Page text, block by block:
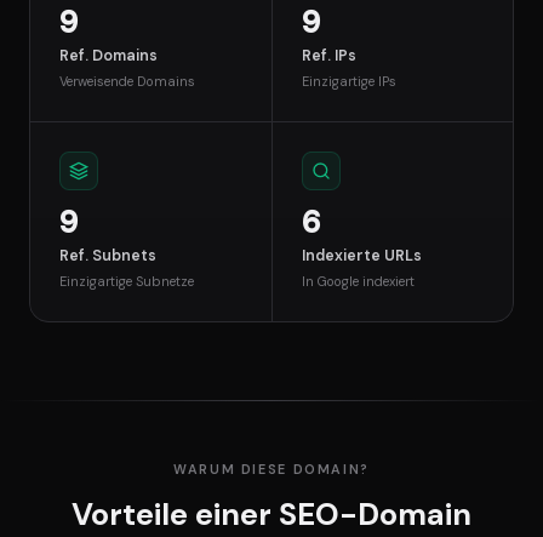
9
Ref. Domains
Verweisende Domains
9
Ref. IPs
Einzigartige IPs
9
Ref. Subnets
Einzigartige Subnetze
6
Indexierte URLs
In Google indexiert
WARUM DIESE DOMAIN?
Vorteile einer SEO-Domain